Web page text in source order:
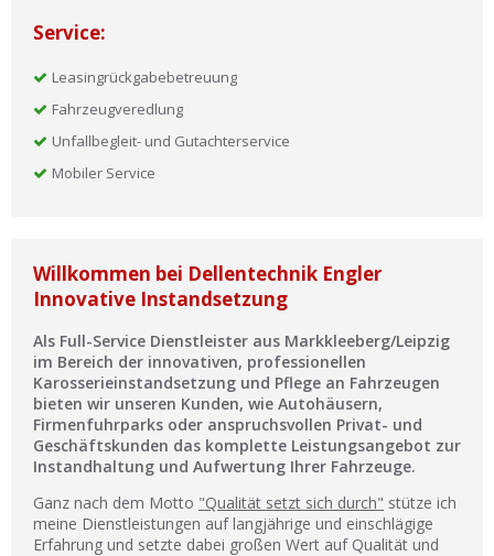
Service:
Leasingrückgabebetreuung
Fahrzeugveredlung
Unfallbegleit- und Gutachterservice
Mobiler Service
Willkommen bei Dellentechnik Engler
Innovative Instandsetzung
Als Full-Service Dienstleister aus Markkleeberg/Leipzig
im Bereich der innovativen, professionellen
Karosserieinstandsetzung und Pflege an Fahrzeugen
bieten wir unseren Kunden, wie Autohäusern,
Firmenfuhrparks oder anspruchsvollen Privat- und
Geschäftskunden das komplette Leistungsangebot zur
Instandhaltung und Aufwertung Ihrer Fahrzeuge.
Ganz nach dem Motto "Qualität setzt sich durch" stütze ich
meine Dienstleistungen auf langjährige und einschlägige
Erfahrung und setzte dabei großen Wert auf Qualität und